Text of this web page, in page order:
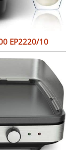
EP2220/10